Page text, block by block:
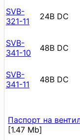
SVB-
321-11
24В DC
SVB-
341-10
48В DC
SVB-
341-11
48В DC
Паспорт на
[1.47 Mb]